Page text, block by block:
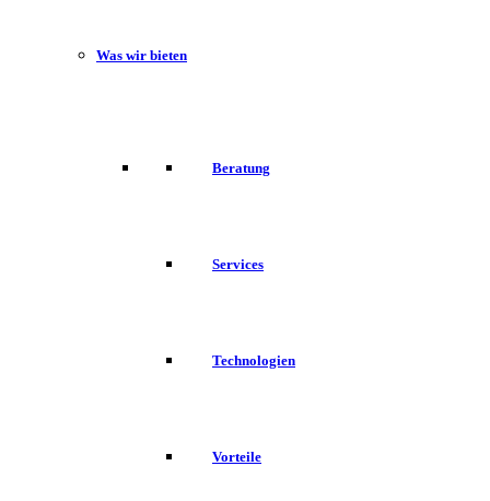
Was wir bieten
Beratung
Services
Technologien
Vorteile